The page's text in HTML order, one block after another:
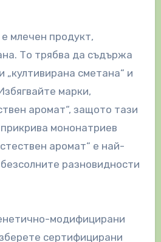
млечен продукт,
То трябва да съдържа
„култивирана сметана“ и
марки,
аромат“, защото тази
мононатриев
аромат“ е най-
разновидности
модифицирани
сертифицирани